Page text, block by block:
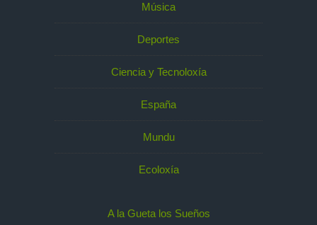
Música
Deportes
Ciencia y Tecnoloxía
España
Mundu
Ecoloxía
A la Gueta los Sueños